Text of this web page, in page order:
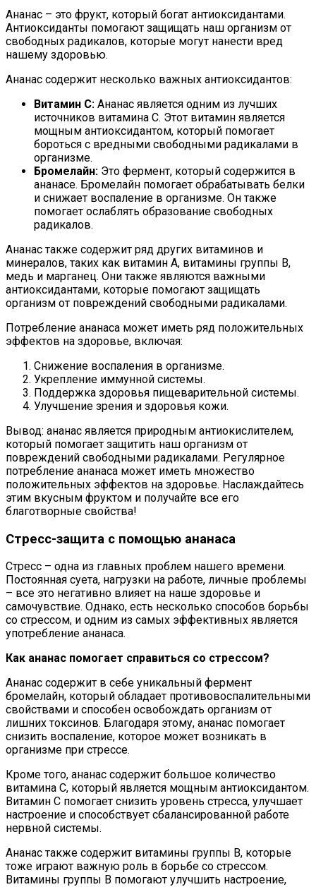
Ананас – это фрукт, который богат антиоксидантами.
Антиоксиданты помогают защищать наш организм от
свободных радикалов, которые могут нанести вред
нашему здоровью.
Ананас содержит несколько важных антиоксидантов:
Витамин С: Ананас является одним из лучших
источников витамина С. Этот витамин является
мощным антиоксидантом, который помогает
бороться с вредными свободными радикалами в
организме.
Бромелайн: Это фермент, который содержится в
ананасе. Бромелайн помогает обрабатывать белки
и снижает воспаление в организме. Он также
помогает ослаблять образование свободных
радикалов.
Ананас также содержит ряд других витаминов и
минералов, таких как витамин А, витамины группы B,
медь и марганец. Они также являются важными
антиоксидантами, которые помогают защищать
организм от повреждений свободными радикалами.
Потребление ананаса может иметь ряд положительных
эффектов на здоровье, включая:
Снижение воспаления в организме.
Укрепление иммунной системы.
Поддержка здоровья пищеварительной системы.
Улучшение зрения и здоровья кожи.
Вывод: ананас является природным антиокислителем,
который помогает защитить наш организм от
повреждений свободными радикалами. Регулярное
потребление ананаса может иметь множество
положительных эффектов на здоровье. Наслаждайтесь
этим вкусным фруктом и получайте все его
благотворные свойства!
Стресс-защита с помощью ананаса
Стресс – одна из главных проблем нашего времени.
Постоянная суета, нагрузки на работе, личные проблемы
– все это негативно влияет на наше здоровье и
самочувствие. Однако, есть несколько способов борьбы
со стрессом, и одним из самых эффективных является
употребление ананаса.
Как ананас помогает справиться со стрессом?
Ананас содержит в себе уникальный фермент
бромелайн, который обладает противовоспалительными
свойствами и способен освобождать организм от
лишних токсинов. Благодаря этому, ананас помогает
снизить воспаление, которое может возникать в
организме при стрессе.
Кроме того, ананас содержит большое количество
витамина C, который является мощным антиоксидантом.
Витамин C помогает снизить уровень стресса, улучшает
настроение и способствует сбалансированной работе
нервной системы.
Ананас также содержит витамины группы В, которые
тоже играют важную роль в борьбе со стрессом.
Витамины группы В помогают улучшить настроение,